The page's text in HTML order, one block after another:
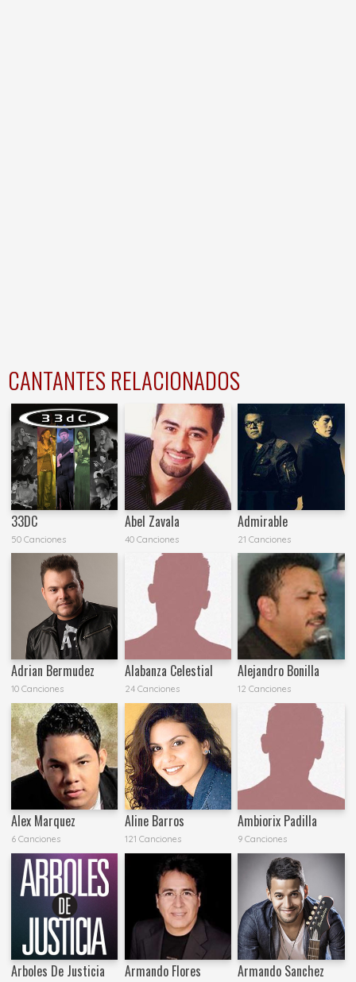
CANTANTES RELACIONADOS
33DC
50 Canciones
Abel Zavala
40 Canciones
Admirable
21 Canciones
Adrian Bermudez
10 Canciones
Alabanza Celestial
24 Canciones
Alejandro Bonilla
12 Canciones
Alex Marquez
6 Canciones
Aline Barros
121 Canciones
Ambiorix Padilla
9 Canciones
Arboles De Justicia
Armando Flores
Armando Sanchez